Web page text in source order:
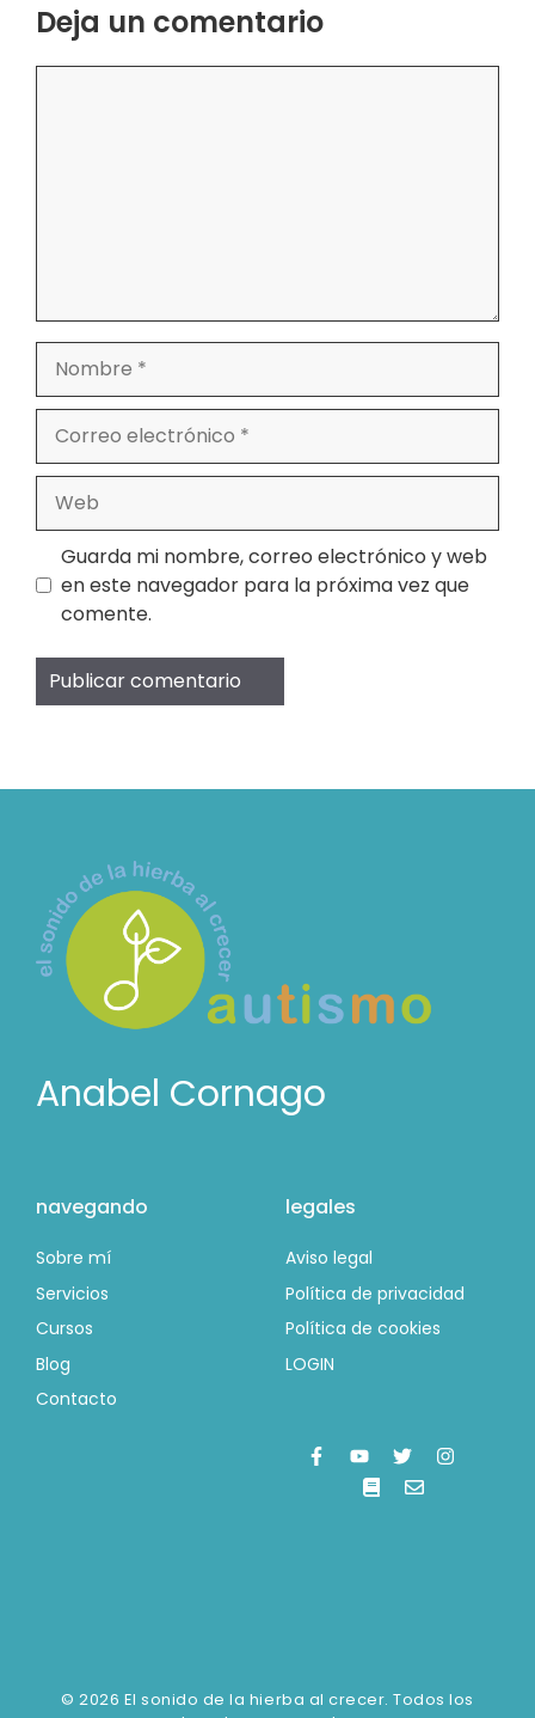
Deja un comentario
Nombre
electrónico
Guarda mi nombre, correo electrónico y web
en este navegador para la próxima vez que
comente.
Anabel Cornago
navegando
Sobre mí
Servicios
Cursos
Blog
Contacto
legales
Aviso legal
Política de privacidad
Política de cookies
LOGIN
© 2026 El sonido de la hierba al crecer. Todos los